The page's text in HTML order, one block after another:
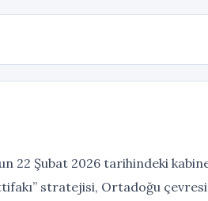
22 Şubat 2026 tarihindeki
stratejisi, Ortadoğu